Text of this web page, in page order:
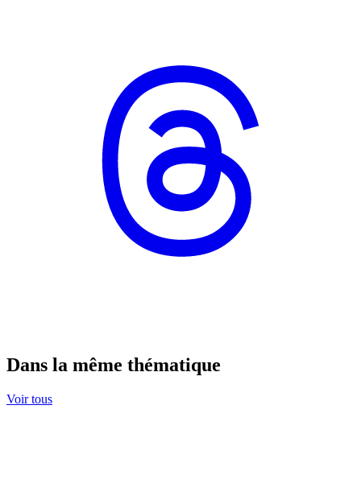
Dans la même thématique
Voir tous